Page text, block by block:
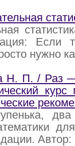
Если
нужно
Н. П. / Раз
курс